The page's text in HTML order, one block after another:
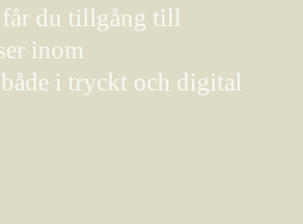
får du tillgång till
inom
i tryckt och digital